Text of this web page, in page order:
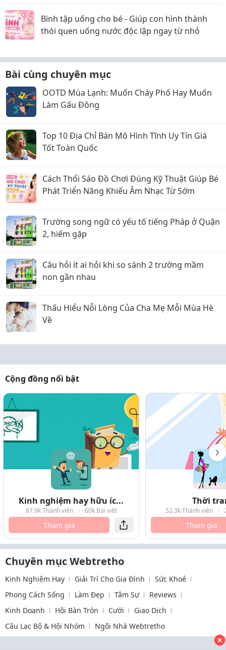
Bình tập uống cho bé - Giúp con hình thành
thói quen uống nước độc lập ngay từ nhỏ
Bài cùng chuyên mục
OOTD Mùa Lạnh: Muốn Cháy Phố Hay Muốn
Làm Gấu Đông
Top 10 Địa Chỉ Bán Mô Hình Tĩnh Uy Tín Giá
Tốt Toàn Quốc
Cách Thổi Sáo Đồ Chơi Đúng Kỹ Thuật Giúp Bé
Phát Triển Năng Khiếu Âm Nhạc Từ Sớm
Trường song ngữ có yếu tố tiếng Pháp ở Quận
2, hiếm gặp
Câu hỏi ít ai hỏi khi so sánh 2 trường mầm
non gần nhau
Thấu Hiểu Nỗi Lòng Của Cha Mẹ Mỗi Mùa Hè
Về
Cộng đồng nổi bật
Kinh nghiệm hay hữu íc...
87.9k Thành viên · 60k Bài viết
Tham gia
Thời
52.3k Thành viên ·
Tham gia
Chuyên mục Webtretho
Kinh Nghiệm Hay Giải Trí Cho Gia Đình
Sức Khoẻ
Phong Cách Sống
Làm Đẹp Tâm Sự
Reviews
Kinh Doanh
Hội Bàn Tròn Cưới
Giao Dịch
Câu Lạc Bộ & Hội Nhóm
Ngôi Nhà Webtretho